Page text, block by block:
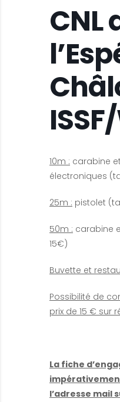
CNL
10m : carabine
électroniques
25m : pistolet
50m : carabine
15€)
Buvette et
Possibilité de
prix de 15 € sur
La fiche
l’adresse mail